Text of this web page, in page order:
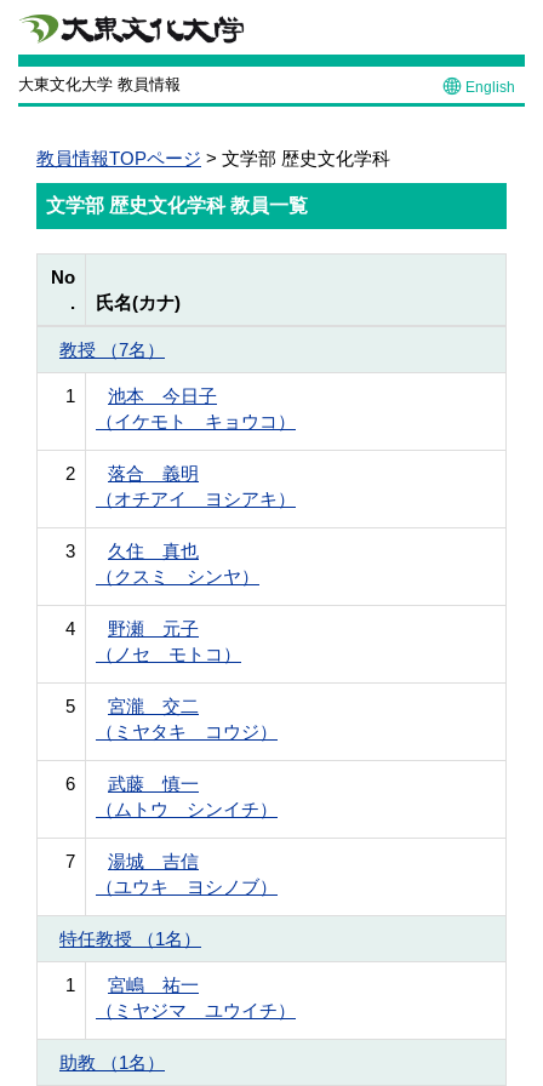
大東文化大学 教員情報 English
教員情報TOPページ > 文学部 歴史文化学科
文学部 歴史文化学科 教員一覧
No
.
氏名(カナ)
教授 （7名）
1
池本 今日子
（イケモト キョウコ）
2
落合 義明
（オチアイ ヨシアキ）
3
久住 真也
（クスミ シンヤ）
4
野瀬 元子
（ノセ モトコ）
5
宮瀧 交二
（ミヤタキ コウジ）
6
武藤 慎一
（ムトウ シンイチ）
7
湯城 吉信
（ユウキ ヨシノブ）
特任教授 （1名）
1
宮嶋 祐一
（ミヤジマ ユウイチ）
助教 （1名）